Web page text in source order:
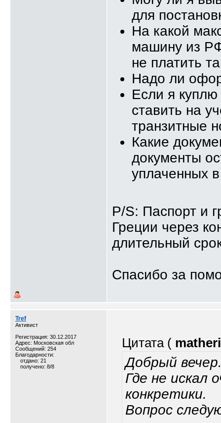
для
На какой
машину из
не платить
Надо ли
Если я
ставить на
транзитные
Какие
документы
уплаченных
P/S: Паспорт и
Греции через
длительный
Спасибо за
Tref
Активист
Регистрация: 30.12.2017
Адрес: Московская обл
Сообщений: 254
Благодарности:
отдано: 21
получено: 8/8
Цитата (
Добрый
Где не искал
конкретики.
Вопрос